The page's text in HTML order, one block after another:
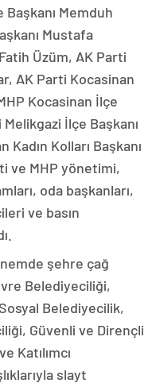
Memduh
Mustafa
Üzüm, AK Parti
AK Parti Kocasinan
Kocasinan İlçe
Melikgazi İlçe Başkanı
Kolları Başkanı
ve MHP yönetimi,
oda başkanları,
ve basın
şehre çağ
Belediyeciliği,
Belediyecilik,
Güvenli ve Dirençli
Katılımcı
slayt